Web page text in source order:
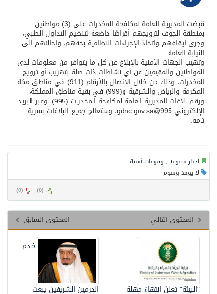
قبضت المديرية العامة لمكافحة المخدرات على (3) مواطنين
بمنطقة الجوف لترويجهم أقراصًا خاضعة لتنظيم التداول الطبي،
وجرى إيقافهم واتخاذ الإجراءات النظامية بحقهم، وإحالتهم إلى
النيابة العامة.
وتهيب الجهات الأمنية بالإبلاغ عن كل ما يتوافر من معلومات لدى
المواطنين والمقيمين عن أي نشاطات ذات صلة بتهريب أو ترويج
المخدرات، وذلك من خلال الاتصال بالأرقام (911) في مناطق مكة
المكرمة والرياض والشرقية و(999) في بقية مناطق المملكة،
ورقم بلاغات المديرية العامة لمكافحة المخدرات (995)، وعبر البريد
الإلكتروني 995@gdnc.gov.sa، وستعالج جميع البلاغات بسرية
تامة.
اخبار متنوعه, وقوعات أمنية
لا يوجد وسوم
(
0
) (
0
)
المحتوى السابق
المحتوى التالي
خادم
الحرمين الشريفين يبعث "البيئة" تعلنُ انتهاءَ مهلة